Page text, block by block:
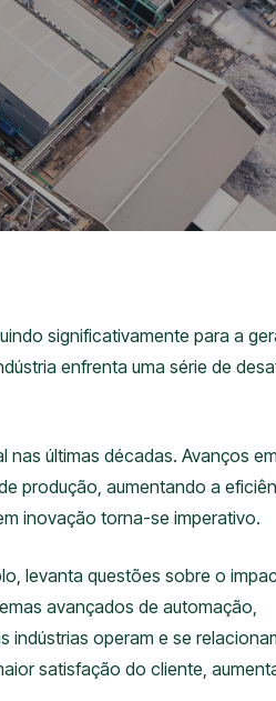
significativamente para a
enfrenta uma série de
últimas décadas. Avanços
produção, aumentando a
inovação torna-se imperativo.
levanta questões sobre o
avançados de automação,
indústrias operam e se
satisfação do cliente,